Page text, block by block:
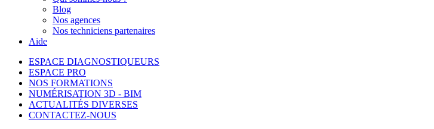
Blog
Nos agences
Nos techniciens partenaires
Aide
ESPACE DIAGNOSTIQUEURS
ESPACE PRO
NOS FORMATIONS
NUMÉRISATION 3D - BIM
ACTUALITÉS DIVERSES
CONTACTEZ-NOUS